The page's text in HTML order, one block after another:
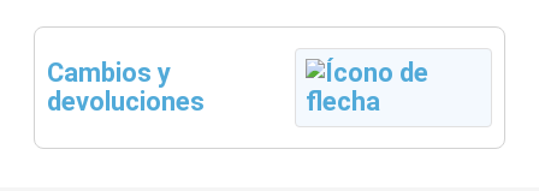
Cambios y
devoluciones